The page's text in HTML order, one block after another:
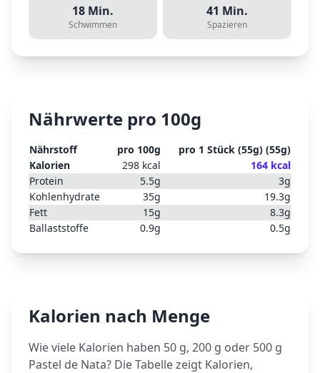
18 Min.
Schwimmen
41 Min.
Spazieren
Nährwerte pro 100g
Nährstoff pro 100g pro 1 Stück (55g) (55g)
Kalorien
298 kcal 164 kcal
Protein
5.5g 3g
Kohlenhydrate
35g 19.3g
Fett
15g 8.3g
Ballaststoffe
0.9g 0.5g
Kalorien nach Menge
Wie viele Kalorien haben 50 g, 200 g oder 500 g
Pastel de Nata? Die Tabelle zeigt Kalorien,